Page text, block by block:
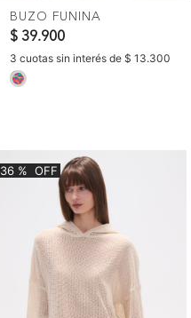
BUZO FUNINA
$ 39.900
3 cuotas sin interés de $ 13.300
36 % OFF